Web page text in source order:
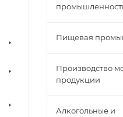
Пищевая
Производство
продукции
Алкогольные и